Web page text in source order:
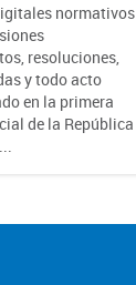
normativos
resoluciones,
y todo acto
en la primera
de la República